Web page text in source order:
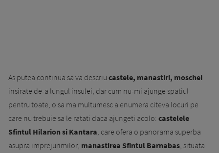
As putea continua sa va descriu castele, manastiri, moschei
insirate de-a lungul insulei, dar cum nu-mi ajunge spatiul
pentru toate, o sa ma multumesc a enumera citeva locuri pe
care nu trebuie sa le ratati daca ajungeti acolo: castelele
Sfintul Hilarion si Kantara , care ofera o panorama superba
asupra imprejurimilor; ma­nastirea Sfintul Barnabas , situata